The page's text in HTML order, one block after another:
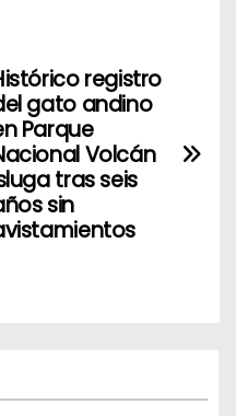
registro
gato andino
Parque
Volcán
tras seis
sin